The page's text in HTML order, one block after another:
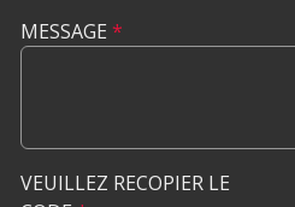
MESSAGE *
VEUILLEZ RECOPIER LE